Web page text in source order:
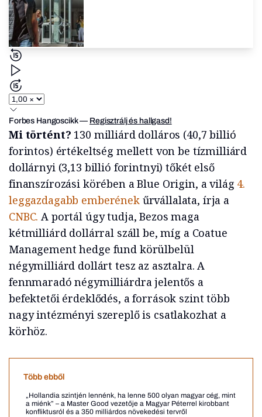
Forbes Hangoscikk— Regisztrálj és hallgasd!
Mi történt? 130 milliárd dolláros (40,7 billió
forintos) értékeltség mellett von be tízmilliárd
dollárnyi (3,13 billió forintnyi) tőkét első
finanszírozási körében a Blue Origin, a világ 4.
leggazdagabb emberének űrvállalata, írja a
CNBC. A portál úgy tudja, Bezos maga
kétmilliárd dollárral száll be, míg a Coatue
Management hedge fund körülbelül
négymilliárd dollárt tesz az asztalra. A
fennmaradó négymilliárdra jelentős a
befektetői érdeklődés, a források szint több
nagy intézményi szereplő is csatlakozhat a
körhöz.
Több ebből
„Hollandia szintjén lennénk, ha lenne 500 olyan magyar cég, mint
a miénk” – a Master Good vezetője a Magyar Péterrel kirobbant
konfliktusról és a 350 milliárdos növekedési tervről